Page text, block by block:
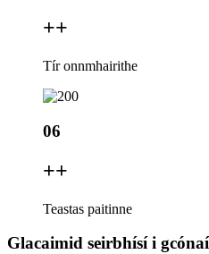
++
Tír onnmhairithe
06
++
Teastas paitinne
Glacaimid seirbhísí i